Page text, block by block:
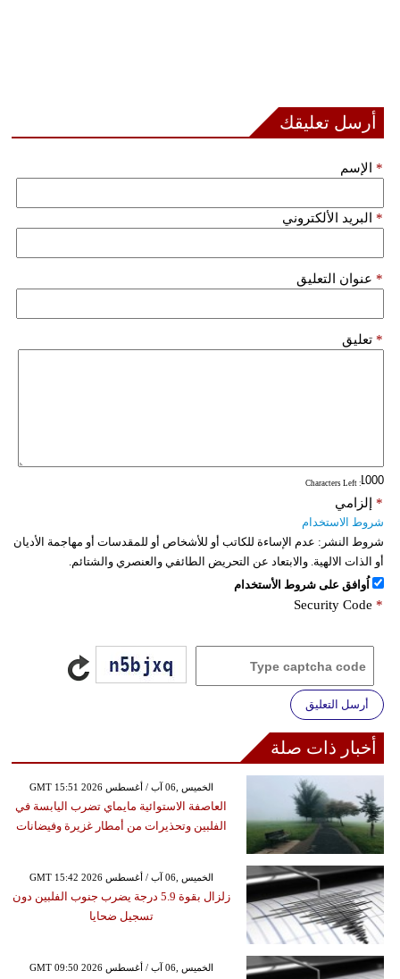
أرسل تعليقك
الإسم *
البريد الألكتروني *
عنوان التعليق *
تعليق *
: Characters Left
إلزامي *
شروط الاستخدام
شروط النشر: عدم الإساءة للكاتب أو للأشخاص أو للمقدسات أو مهاجمة الأديان
أو الذات الالهية. والابتعاد عن التحريض الطائفي والعنصري والشتائم.
اُوافق على شروط الأستخدام
Security Code *
أرسل التعليق
أخبار ذات صلة
GMT 15:51 2026 الخميس ,06 آب / أغسطس
العاصفة الاستوائية مايماي تضرب اليابسة في
الفلبين وتحذيرات من أمطار غزيرة وفيضانات
GMT 15:42 2026 الخميس ,06 آب / أغسطس
زلزال بقوة 5.9 درجة يضرب جنوب الفلبين دون
تسجيل ضحايا
GMT 09:50 2026 الخميس ,06 آب / أغسطس